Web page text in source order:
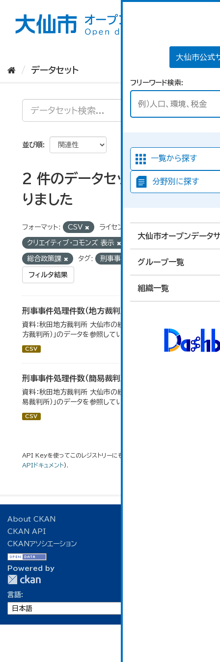
大仙市公式
フリーワード検索
一覧から探す
分野別に探す
大仙市オープンデータ
グループ一覧
組織一覧
データセット
並び順
2 件のデータセットが見つか
りました
フォーマット: CSV ライセンス:
クリエイティブ・コモンズ 表示
総合政策課 タグ: 刑事事件
フィルタ結果
刑事事件処理件数（地方裁判所）
資料：秋田地方裁判所 大仙市の統計「12-17刑事事件（地
方裁判所）」のデータを参照しています。
CSV
刑事事件処理件数（簡易裁判所）
資料：秋田地方裁判所 大仙市の統計「12-14民事事件（簡
易裁判所）」のデータを参照しています。
CSV
API Keyを使ってこのレジストリーにもアクセス可能です
APIドキュメント).
About CKAN
CKAN API
CKANアソシエーション
Powered by
言語